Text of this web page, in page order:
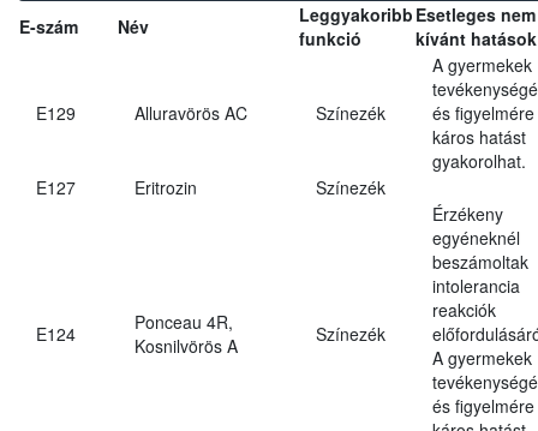
E-szám Név
Leggyakoribb
funkció
Esetleges nem
kívánt hatások
E129 Alluravörös AC Színezék
A gyermekek
és figyelmére
káros hatást
gyakorolhat.
E127
Eritrozin Színezék
E124
Ponceau 4R,
Kosnilvörös A
Színezék
Érzékeny
egyéneknél
beszámoltak
intolerancia
reakciók
A gyermekek
és figyelmére